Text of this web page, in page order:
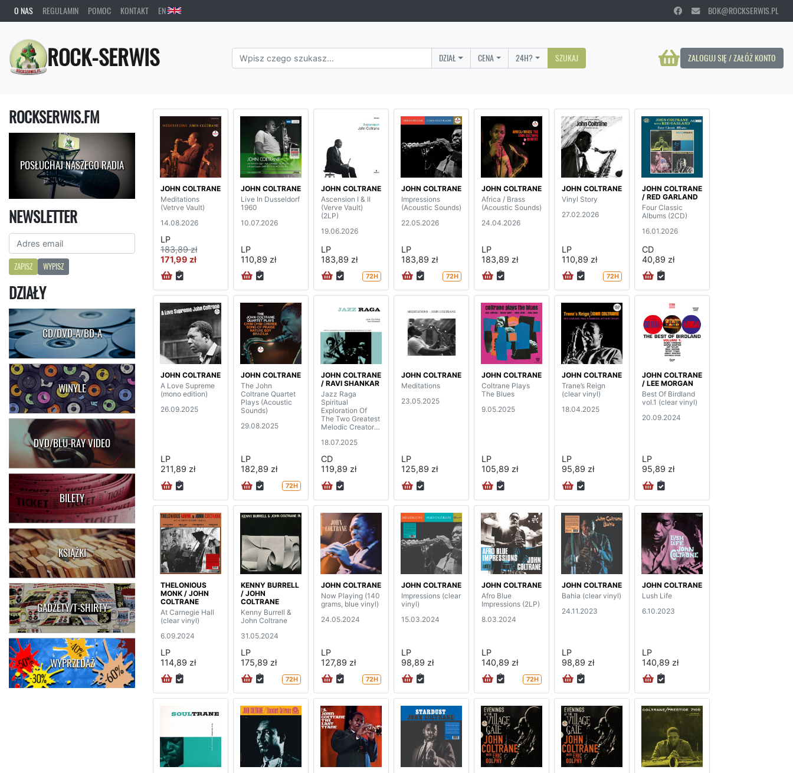
O NAS REGULAMIN POMOC KONTAKT EN BOK@ROCKSERWIS.PL
ROCK-SERWIS ZALOGUJ SIĘ / ZAŁÓŻ KONTO
DZIAŁ CENA 24H? SZUKAJ
ROCKSERWIS.FM
POSŁUCHAJ NASZEGO RADIA
NEWSLETTER
ZAPISZ WYPISZ
DZIAŁY
CD/DVD-A/BD-A
WINYLE
DVD/BLU-RAY VIDEO
BILETY
KSIĄŻKI
GADŻETY/T-SHIRTY
WYPRZEDAŻ
JOHN COLTRANE
Meditations
(Vetrve Vault)
14.08.2026
LP
183,89 zł
171,99 zł
JOHN COLTRANE
Live In Dusseldorf
1960
10.07.2026
LP
110,89 zł
JOHN COLTRANE
Ascension I & II
(Verve Vault)
(2LP)
19.06.2026
LP
183,89 zł
72H
JOHN COLTRANE
Impressions
(Acoustic Sounds)
22.05.2026
LP
183,89 zł
72H
JOHN COLTRANE
Africa / Brass
(Acoustic Sounds)
24.04.2026
LP
183,89 zł
JOHN COLTRANE
Vinyl Story
27.02.2026
LP
110,89 zł
72H
JOHN COLTRANE
/ RED GARLAND
Four Classic
Albums (2CD)
16.01.2026
CD
40,89 zł
JOHN COLTRANE
A Love Supreme
(mono edition)
26.09.2025
LP
211,89 zł
JOHN COLTRANE
The John
Coltrane Quartet
Plays (Acoustic
Sounds)
29.08.2025
LP
182,89 zł
72H
JOHN COLTRANE
/ RAVI SHANKAR
Jazz Raga
Spiritual
Exploration Of
The Two Greatest
Melodic Creators
(3CD)
18.07.2025
CD
119,89 zł
JOHN COLTRANE
Meditations
23.05.2025
LP
125,89 zł
JOHN COLTRANE
Coltrane Plays
The Blues
9.05.2025
LP
105,89 zł
JOHN COLTRANE
Trane’s Reign
(clear vinyl)
18.04.2025
LP
95,89 zł
JOHN COLTRANE
/ LEE MORGAN
Best Of Birdland
vol.1 (clear vinyl)
20.09.2024
LP
95,89 zł
THELONIOUS
MONK / JOHN
COLTRANE
At Carnegie Hall
(clear vinyl)
6.09.2024
LP
114,89 zł
KENNY BURRELL
/ JOHN
COLTRANE
Kenny Burrell &
John Coltrane
31.05.2024
LP
175,89 zł
72H
JOHN COLTRANE
Now Playing (140
grams, blue vinyl)
24.05.2024
LP
127,89 zł
72H
JOHN COLTRANE
Impressions (clear
vinyl)
15.03.2024
LP
98,89 zł
JOHN COLTRANE
Afro Blue
Impressions (2LP)
8.03.2024
LP
140,89 zł
72H
JOHN COLTRANE
Bahia (clear vinyl)
24.11.2023
LP
98,89 zł
JOHN COLTRANE
Lush Life
6.10.2023
LP
140,89 zł